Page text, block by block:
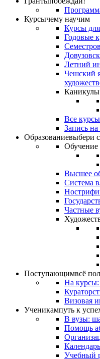
Курсычему научим
Курсы
Годовые
Летний
Чешский
Все
Запись
Образованиевыбери
Обучение
Высшее
Система
Частные
Поступающимвсё
На
Визовая
Ученикампуть к
В вузы:
Помощь
Учебный